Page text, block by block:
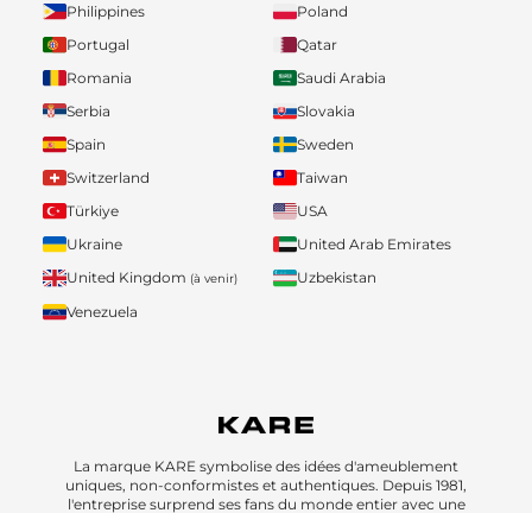
Philippines
Poland
Portugal
Qatar
Romania
Saudi Arabia
Serbia
Slovakia
Spain
Sweden
Switzerland
Taiwan
Türkiye
USA
Ukraine
United Arab Emirates
United Kingdom (à venir)
Uzbekistan
Venezuela
La marque KARE symbolise des idées d'ameublement
uniques, non-conformistes et authentiques. Depuis 1981,
l'entreprise surprend ses fans du monde entier avec une